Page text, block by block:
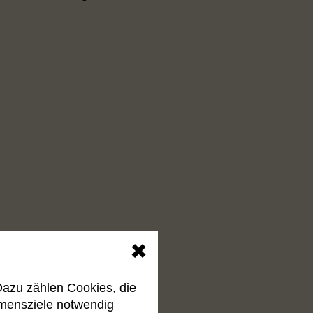
sondern um die
zählen Cookies, die
notwendig
✖